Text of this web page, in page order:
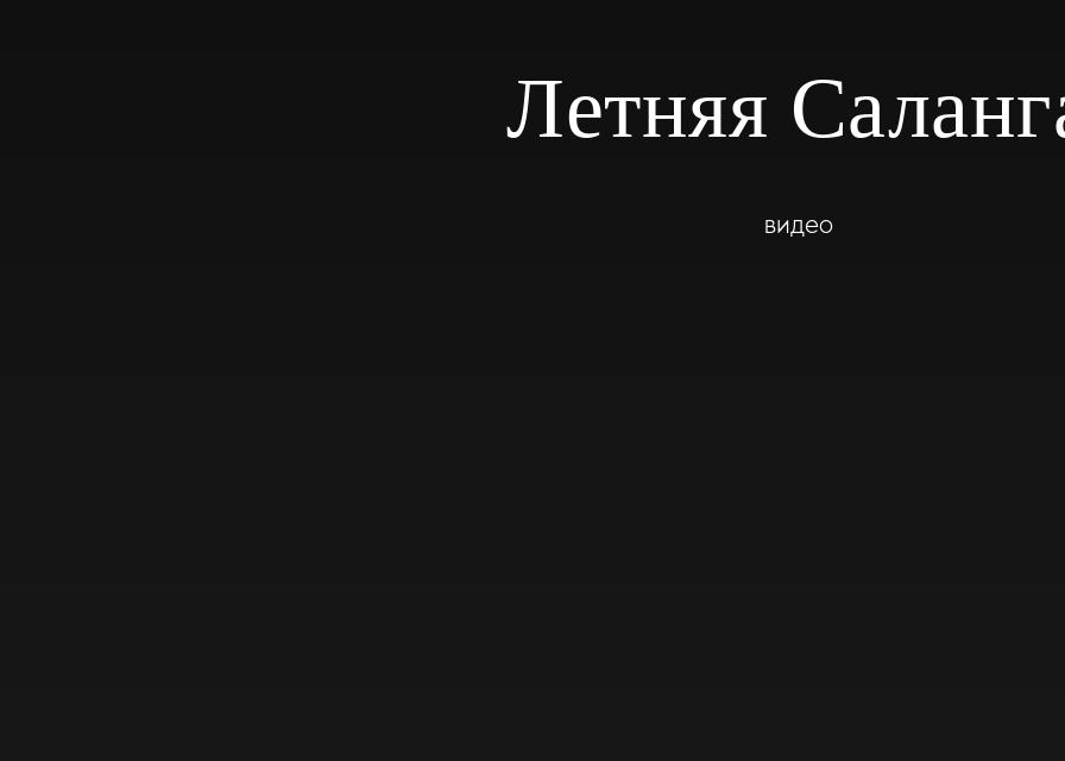
Летняя
видео